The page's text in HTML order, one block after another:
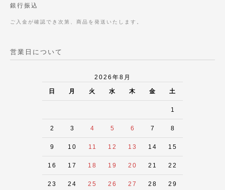
銀行振込
ご入金が確認でき次第、商品を発送いたします。
営業日について
2026年8月
日 月 火 水 木 金 土
1
2 3 4 5 6 7 8
9 10 11 12 13 14 15
16 17 18 19 20 21 22
23 24 25 26 27 28 29